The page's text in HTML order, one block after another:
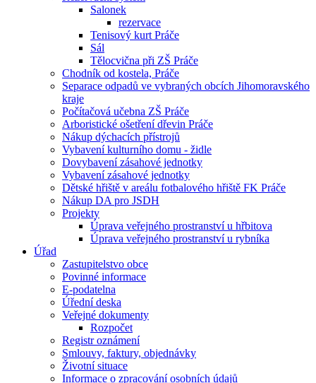
Salonek
rezervace
Tenisový kurt Práče
Sál
Tělocvična při ZŠ Práče
Chodník od kostela, Práče
Separace odpadů ve vybraných obcích Jihomoravského
kraje
Počítačová učebna ZŠ Práče
Arboristické ošetření dřevin Práče
Nákup dýchacích přístrojů
Vybavení kulturního domu - židle
Dovybavení zásahové jednotky
Vybavení zásahové jednotky
Dětské hřiště v areálu fotbalového hřiště FK Práče
Nákup DA pro JSDH
Projekty
Úprava veřejného prostranství u hřbitova
Úprava veřejného prostranství u rybníka
Úřad
Zastupitelstvo obce
Povinné informace
E-podatelna
Úřední deska
Veřejné dokumenty
Rozpočet
Registr oznámení
Smlouvy, faktury, objednávky
Životní situace
Informace o zpracování osobních údajů